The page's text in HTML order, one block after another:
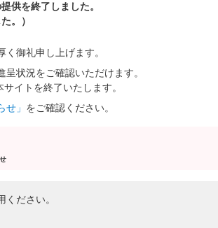
供を終了しました。
。）
御礼申し上げます。
呈状況をご確認いただけます。
イトを終了いたします。
せ」 をご確認ください。
ださい。